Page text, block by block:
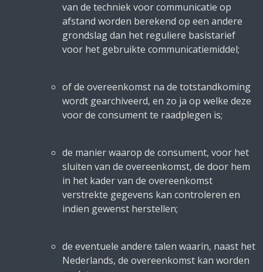
van de techniek voor communicatie op
afstand worden berekend op een andere
grondslag dan het reguliere basistarief
voor het gebruikte communicatiemiddel;
of de overeenkomst na de totstandkoming
wordt gearchiveerd, en zo ja op welke deze
voor de consument te raadplegen is;
de manier waarop de consument, voor het
sluiten van de overeenkomst, de door hem
in het kader van de overeenkomst
verstrekte gegevens kan controleren en
indien gewenst herstellen;
de eventuele andere talen waarin, naast het
Nederlands, de overeenkomst kan worden